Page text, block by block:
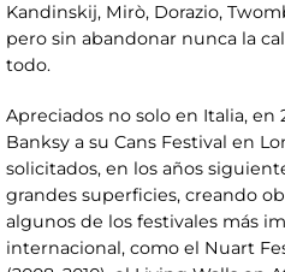
Kandinskij, Mirò, Dorazio,
pero sin abandonar nunca la
todo.
Apreciados no solo en Italia,
Banksy a su Cans Festival en
solicitados, en los años
grandes superficies, creando
algunos de los festivales más
internacional, como el Nuart